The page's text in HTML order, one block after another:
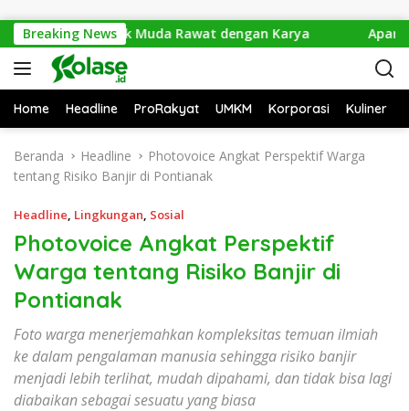
Breaking News
Anak Muda Rawat dengan Karya Aparat
Home Headline ProRakyat UMKM Korporasi Kuliner
Beranda Headline
Photovoice Angkat Perspektif Warga
tentang Risiko Banjir di Pontianak
Headline, Lingkungan, Sosial
Photovoice Angkat Perspektif
Warga tentang Risiko Banjir di
Pontianak
Foto warga menerjemahkan kompleksitas temuan ilmiah
ke dalam pengalaman manusia sehingga risiko banjir
menjadi lebih terlihat, mudah dipahami, dan tidak bisa lagi
diabaikan sebagai sesuatu yang biasa